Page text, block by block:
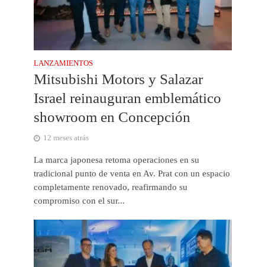
LANZAMIENTOS
Mitsubishi Motors y Salazar
Israel reinauguran emblemático
showroom en Concepción
12 meses atrás
La marca japonesa retoma operaciones en su
tradicional punto de venta en Av. Prat con un espacio
completamente renovado, reafirmando su
compromiso con el sur...